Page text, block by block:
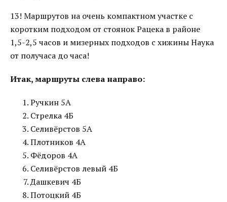
13! Маршрутов на очень компактном участке с
коротким подходом от стоянок Рацека в районе
1,5-2,5 часов и мизерных подходов с хижины Наука
от получаса до часа!
Итак, маршруты слева направо:
Ручкин 5А
Стрелка 4Б
Селивёрстов 5А
Плотников 4А
Фёдоров 4А
Селивёрстов левый 4Б
Дашкевич 4Б
Потоцкий 4Б